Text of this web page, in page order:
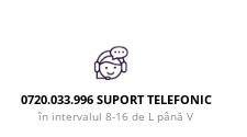
0720.033.996 SUPORT TELEFONIC
în intervalul 8-16 de L până V